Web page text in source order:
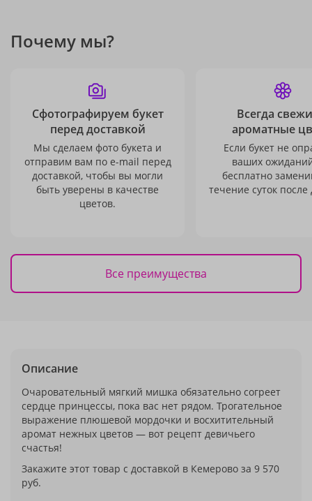
Почему мы?
Сфотографируем букет
перед доставкой
Мы сделаем фото букета и
отправим вам по e-mail перед
доставкой, чтобы вы могли
быть уверены в качестве
цветов.
Всегда
ароматные
Если букет не
ваших
бесплатно
течение суток после
Все преимущества
Описание
Очаровательный мягкий мишка обязательно согреет
сердце принцессы, пока вас нет рядом. Трогательное
выражение плюшевой мордочки и восхитительный
аромат нежных цветов — вот рецепт девичьего
счастья!
Закажите этот товар с доставкой в Кемерово за 9 570
руб.